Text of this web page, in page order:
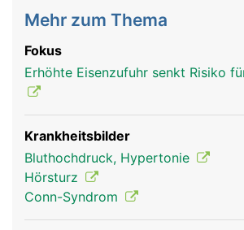
Mehr zum Thema
Fokus
Erhöhte Eisenzufuhr senkt Risiko
Krankheitsbilder
Bluthochdruck, Hypertonie
Hörsturz
Conn-Syndrom